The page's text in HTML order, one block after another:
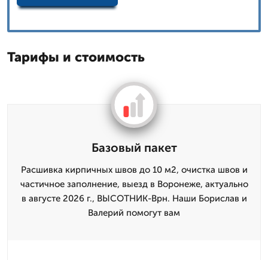
Тарифы и стоимость
Базовый пакет
Расшивка кирпичных швов до 10 м2, очистка швов и
частичное заполнение, выезд в Воронеже, актуально
в августе 2026 г., ВЫСОТНИК-Врн. Наши Борислав и
Валерий помогут вам